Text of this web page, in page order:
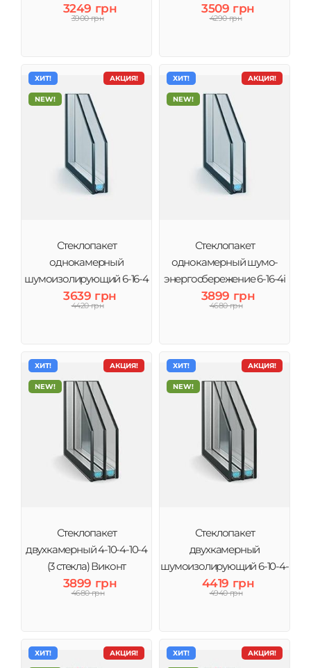
3249 грн
3900 грн
4і (2 стекла) Виконт
3509 грн
4290 грн
АКЦИЯ!
ХИТ!
NEW!
Стеклопакет
однокамерный
шумоизолирующий 6-16-4
(2 стекла) Виконт
3639 грн
4420 грн
АКЦИЯ!
ХИТ!
NEW!
Стеклопакет
однокамерный шумо-
энергосбережение 6-16-4і
(2 стекла) Виконт
3899 грн
4680 грн
АКЦИЯ!
ХИТ!
NEW!
Стеклопакет
двухкамерный 4-10-4-10-4
(3 стекла) Виконт
3899 грн
4680 грн
АКЦИЯ!
ХИТ!
NEW!
Стеклопакет
двухкамерный
шумоизолирующий 6-10-4-
10-4 (3 стекла) Виконт
4419 грн
4940 грн
АКЦИЯ!
ХИТ! АКЦИЯ!
ХИТ!